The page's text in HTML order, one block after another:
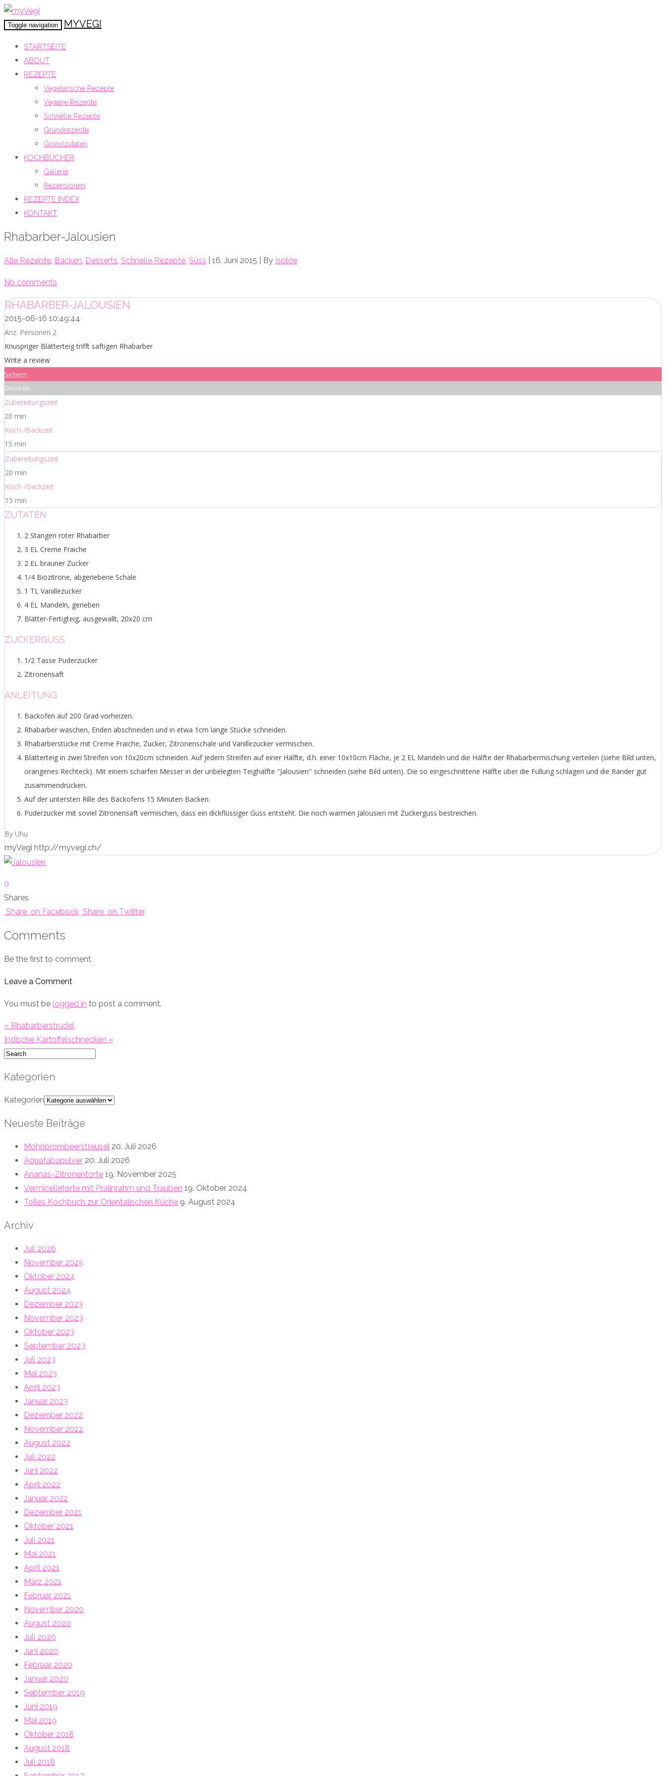
Toggle navigation MYVEGI
STARTSEITE
ABOUT
REZEPTE
Vegetarische Rezepte
Vegane Rezepte
Schnelle Rezepte
Grundrezepte
Grundzutaten
KOCHBÜCHER
Gallerie
Rezensionen
REZEPTE INDEX
KONTAKT
Rhabarber-Jalousien
Alle Rezepte, Backen, Desserts, Schnelle Rezepte, Süss | 16. Juni 2015 | By Isolde
No comments
RHABARBER-JALOUSIEN
2015-06-16 10:49:44
Anz. Personen 2
Knuspriger Blätterteig trifft saftigen Rhabarber
Write a review
Sichern
Drucken
Zubereitungszeit
20 min
Koch-/Backzeit
15 min
Zubereitungszeit
20 min
Koch-/Backzeit
15 min
ZUTATEN
2 Stangen roter Rhabarber
3 EL Creme Fraiche
2 EL brauner Zucker
1/4 Biozitrone, abgeriebene Schale
1 TL Vanillezucker
4 EL Mandeln, gerieben
Blätter-Fertigteig, ausgewallt, 20x20 cm
ZUCKERGUSS
1/2 Tasse Puderzucker
Zitronensaft
ANLEITUNG
Backofen auf 200 Grad vorheizen.
Rhabarber waschen, Enden abschneiden und in etwa 1cm lange Stücke schneiden.
Rhabarberstücke mit Creme Fraiche, Zucker, Zitronenschale und Vanillezucker vermischen.
Blätterteig in zwei Streifen von 10x20cm schneiden. Auf jedem Streifen auf einer Hälfte, d.h. einer 10x10cm Fläche, je 2 EL Mandeln und die Hälfte der Rhabarbermischung verteilen (siehe Bild unten,
orangenes Rechteck). Mit einem scharfen Messer in der unbelegten Teighälfte "Jalousien" schneiden (siehe Bild unten). Die so eingeschnittene Hälfte über die Füllung schlagen und die Ränder gut
zusammendrücken.
Auf der untersten Rille des Backofens 15 Minuten Backen.
Puderzucker mit soviel Zitronensaft vermischen, dass ein dickflüssiger Guss entsteht. Die noch warmen Jalousien mit Zuckerguss bestreichen.
By Uhu
myVegi http://myvegi.ch/
0
Shares
Share on Facebook Share on Twitter
Comments
Be the first to comment.
Leave a Comment
You must be logged in to post a comment.
« Rhabarberstrudel
Indische Kartoffelschnecken »
Kategorien
Kategorien
Neueste Beiträge
Mohnbrombeerstreusel 20. Juli 2026
Aquafabapulver 20. Juli 2026
Ananas-Zitronentorte 19. November 2025
Vermicelletorte mit Pralinrahm und Trauben 19. Oktober 2024
Tolles Kochbuch zur Orientalischen Küche 9. August 2024
Archiv
Juli 2026
November 2025
Oktober 2024
August 2024
Dezember 2023
November 2023
Oktober 2023
September 2023
Juli 2023
Mai 2023
April 2023
Januar 2023
Dezember 2022
November 2022
August 2022
Juli 2022
Juni 2022
April 2022
Januar 2022
Dezember 2021
Oktober 2021
Juli 2021
Mai 2021
April 2021
März 2021
Februar 2021
November 2020
August 2020
Juli 2020
Juni 2020
Februar 2020
Januar 2020
September 2019
Juni 2019
Mai 2019
Oktober 2018
August 2018
Juli 2018